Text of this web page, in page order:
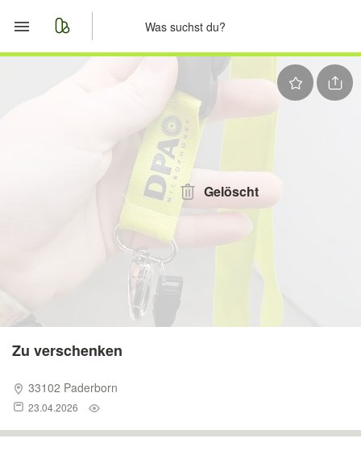
Anzeige aufgeben
Gelöscht
Zu verschenken
33102 Paderborn
23.04.2026